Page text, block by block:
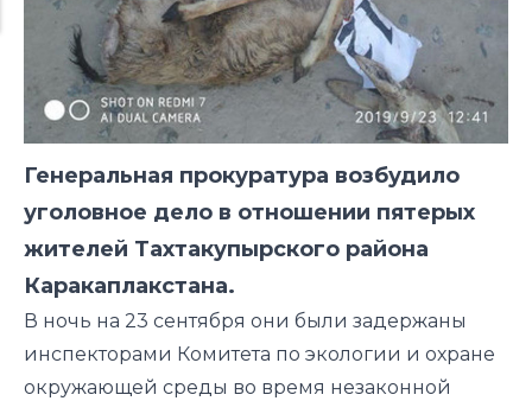
Генеральная прокуратура возбудило
уголовное дело в отношении пятерых
жителей Тахтакупырского района
Каракаплакстана.
В ночь на 23 сентября они были задержаны
инспекторами Комитета по экологии и охране
окружающей среды во время незаконной